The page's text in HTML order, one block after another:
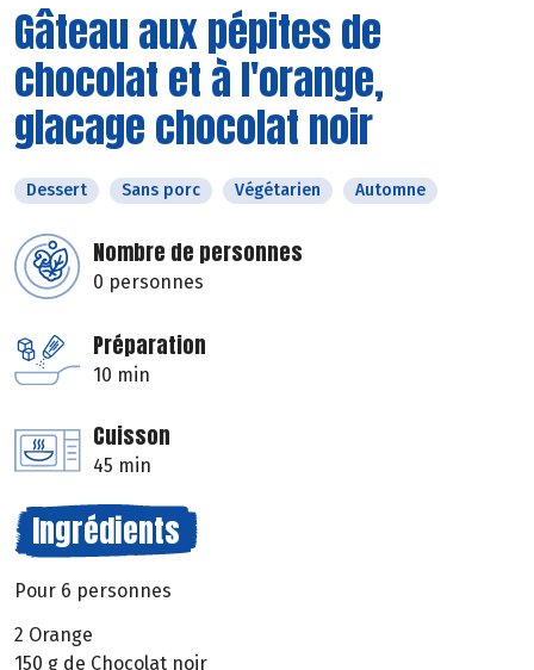
Gâteau aux pépites de
chocolat et à l'orange,
glacage chocolat noir
Dessert Sans porc Végétarien Automne
Nombre de personnes
0 personnes
Préparation
10 min
Cuisson
45 min
Ingrédients
Pour 6 personnes
2 Orange
150 g de Chocolat noir